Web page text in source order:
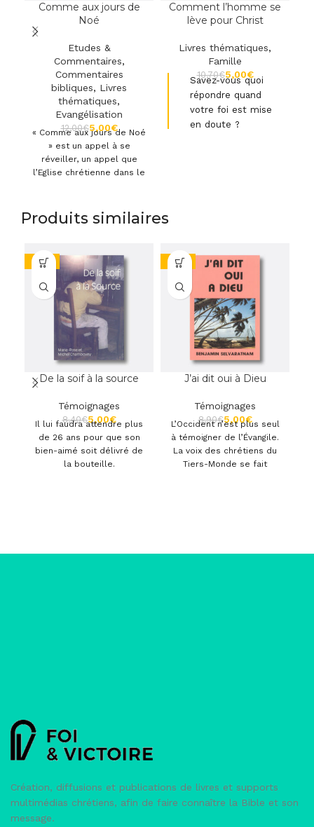
Comme aux jours de
Noé
Etudes &
Commentaires,
Commentaires
bibliques, Livres
thématiques,
Evangélisation
12,00€5,00€
« Comme aux jours de Noé
» est un appel à se
réveiller, un appel que
l’Eglise chrétienne dans le
Le Seigneur nous
alors que notre
Rédempteur arrive
».
Comment l’homme se
lève pour Christ
Livres thématiques,
Famille
10,70€5,00€
Savez-vous quoi
répondre quand
votre foi est mise
en doute ?
Produits similaires
-40%
De la soif à la source
Témoignages
8,40€5,00€
Il lui faudra attendre plus
de 26 ans pour que son
bien-aimé soit délivré de
la bouteille.
-44%
J’ai dit oui à Dieu
Témoignages
8,90€5,00€
L’Occident n’est plus seul
à témoigner de l’Évangile.
La voix des chrétiens du
Tiers-Monde se fait
Création, diffusions et publications de livres et supports
multimédias chrétiens, afin de faire connaître la Bible et son
message.